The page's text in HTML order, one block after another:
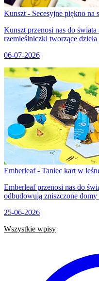
Kunszt - Secesyjne piękno na
Kunszt przenosi nas do
rzemieślniczki tworzące
06-07-2026
Emberleaf - Taniec kart w
Emberleaf przenosi nas do
odbudowują zniszczone domy
25-06-2026
Wszystkie wpisy